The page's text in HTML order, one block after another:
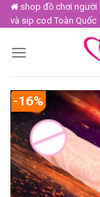
Skip
to
shop đồ chơi người
và sip cod Toàn Quốc
-16%